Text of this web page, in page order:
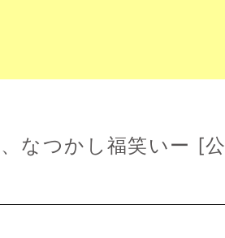
なつかし福笑いー [公